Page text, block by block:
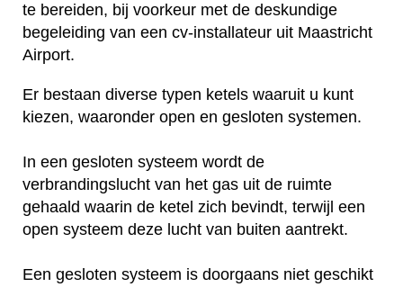
te bereiden, bij voorkeur met de deskundige
begeleiding van een cv-installateur uit Maastricht
Airport.
Er bestaan diverse typen ketels waaruit u kunt
kiezen, waaronder open en gesloten systemen.
In een gesloten systeem wordt de
verbrandingslucht van het gas uit de ruimte
gehaald waarin de ketel zich bevindt, terwijl een
open systeem deze lucht van buiten aantrekt.
Een gesloten systeem is doorgaans niet geschikt